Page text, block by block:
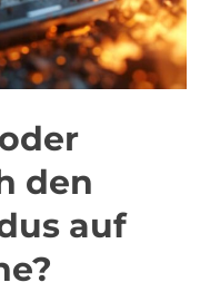
den
auf